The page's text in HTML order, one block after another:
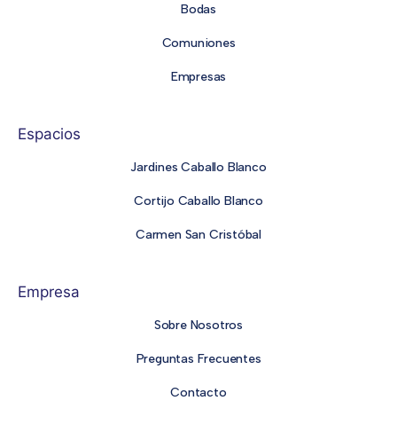
Bodas
Comuniones
Empresas
Espacios
Jardines Caballo Blanco
Cortijo Caballo Blanco
Carmen San Cristóbal
Empresa
Sobre Nosotros
Preguntas Frecuentes
Contacto